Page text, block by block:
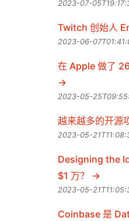
2023-07-
Twitch 创始人
2023-06-
在 Apple 做了
2023-05-
越来越多的开源
2023-05-
Designing the
$1 万？
2023-05-
Coinbase 是